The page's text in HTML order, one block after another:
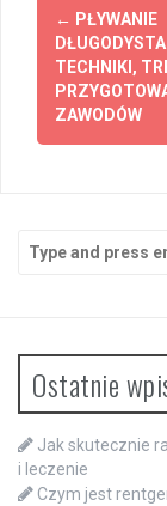
← PŁYWANIE
TECHNIKI,
ZAWODÓW
for:
Ostatnie
Jak skutecznie
i leczenie
Czym jest